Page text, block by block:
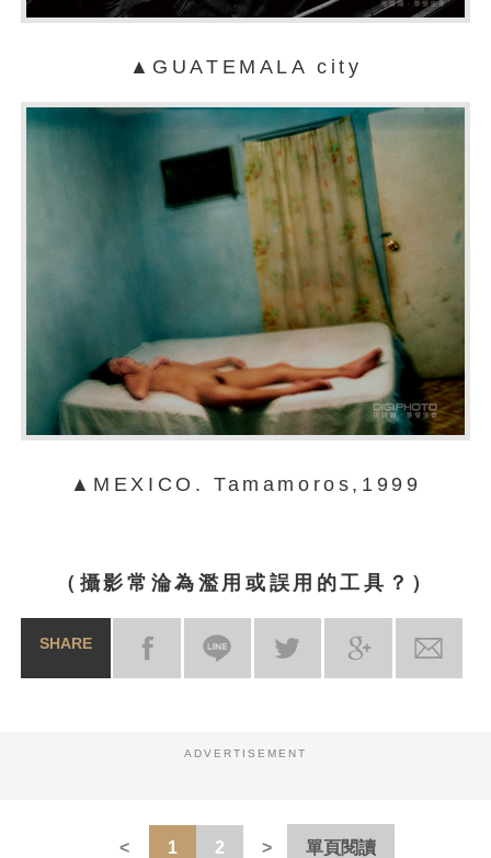
▲GUATEMALA city
▲MEXICO. Tamamoros,1999
（攝影常淪為濫用或誤用的工具？）
SHARE
ADVERTISEMENT
1 2 單頁閱讀